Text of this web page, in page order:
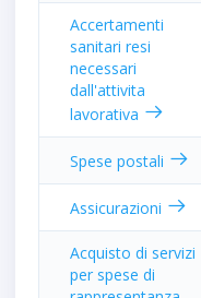
Accertamenti
sanitari resi
necessari
dall'attivita
lavorativa
Spese postali
Assicurazioni
Acquisto di servizi
per spese di